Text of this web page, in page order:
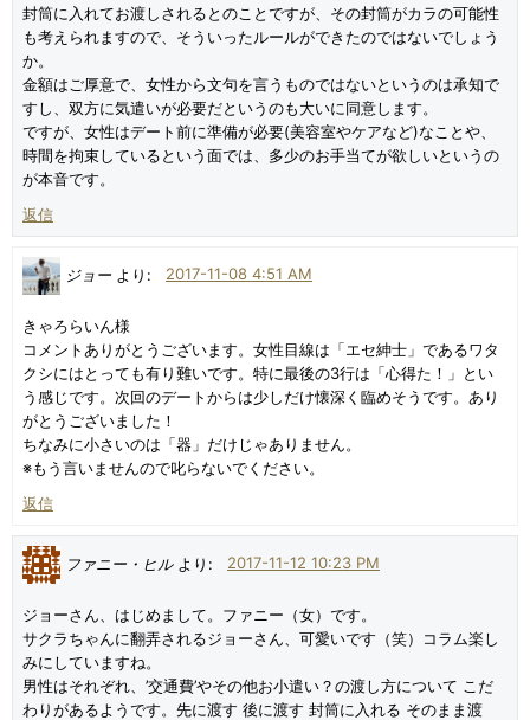
封筒に入れてお渡しされるとのことですが、その封筒がカラの可能性
も考えられますので、そういったルールができたのではないでしょう
か。
金額はご厚意で、女性から文句を言うものではないというのは承知で
すし、双方に気遣いが必要だというのも大いに同意します。
ですが、女性はデート前に準備が必要(美容室やケアなど)なことや、
時間を拘束しているという面では、多少のお手当てが欲しいというの
が本音です。
返信
ジョー より: 2017-11-08 4:51 AM
きゃろらいん様
コメントありがとうございます。女性目線は「エセ紳士」であるワタ
クシにはとっても有り難いです。特に最後の3行は「心得た！」とい
う感じです。次回のデートからは少しだけ懐深く臨めそうです。あり
がとうございました！
ちなみに小さいのは「器」だけじゃありません。
※もう言いませんので叱らないでください。
返信
ファニー・ヒル より: 2017-11-12 10:23 PM
ジョーさん、はじめまして。ファニー（女）です。
サクラちゃんに翻弄されるジョーさん、可愛いです（笑）コラム楽し
みにしていますね。
男性はそれぞれ、’交通費’やその他お小遣い？の渡し方について こだ
わりがあるようです。先に渡す 後に渡す 封筒に入れる そのまま渡